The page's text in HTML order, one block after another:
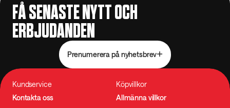
FÅ SENASTE NYTT OCH
ERBJUDANDEN
Prenumerera på nyhetsbrev
Kundservice
Kontakta oss
Köpvillkor
Allmänna villkor